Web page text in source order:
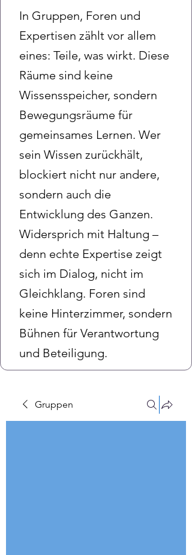
In Gruppen, Foren und
Expertisen zählt vor allem
eines: Teile, was wirkt. Diese
Räume sind keine
Wissensspeicher, sondern
Bewegungsräume für
gemeinsames Lernen. Wer
sein Wissen zurückhält,
blockiert nicht nur andere,
sondern auch die
Entwicklung des Ganzen.
Widersprich mit Haltung –
denn echte Expertise zeigt
sich im Dialog, nicht im
Gleichklang. Foren sind
keine Hinterzimmer, sondern
Bühnen für Verantwortung
und Beteiligung.
Gruppen